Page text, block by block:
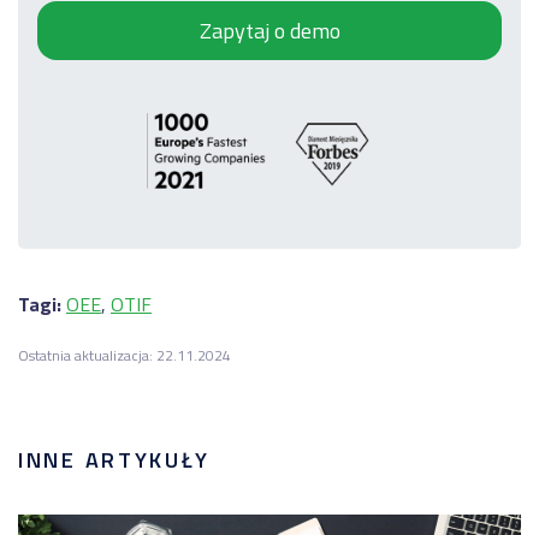
Zapytaj o demo
Tagi:OEE, OTIF
Ostatnia aktualizacja: 22.11.2024
INNE ARTYKUŁY